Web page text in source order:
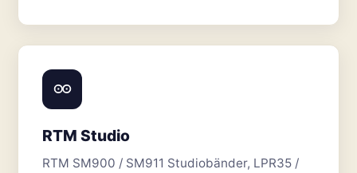
RTM Studio
RTM SM900 / SM911 Studiobänder, LPR35 /